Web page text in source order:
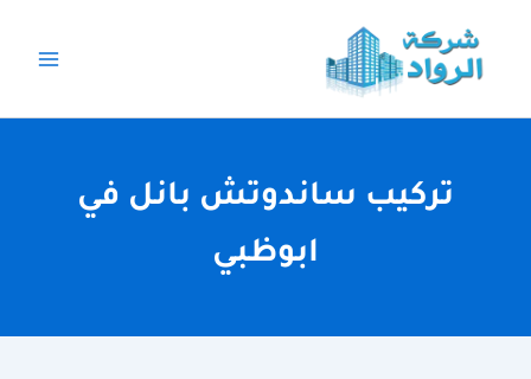
المحتوى
تركيب ساندوتش بانل في
ابوظبي